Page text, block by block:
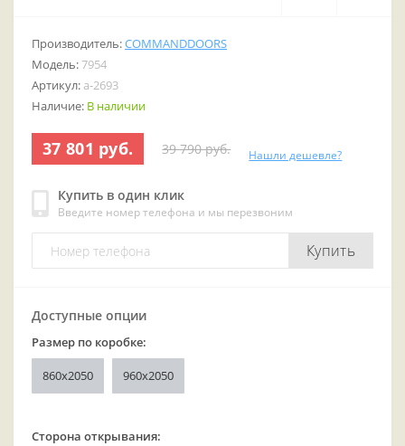
Производитель:COMMANDDOORS
Модель:7954
Артикул: a-2693
Наличие: В наличии
37 801 руб. 39 790 руб. Нашли дешевле?
Купить в один клик
Введите номер телефона и мы перезвоним
Купить
Доступные опции
Размер по коробке:
860х2050 960x2050
Сторона открывания: